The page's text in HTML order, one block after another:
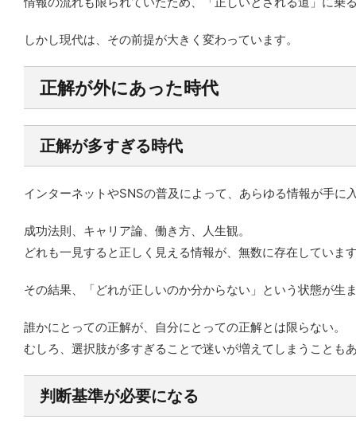
しかし現代は、その前提が大きく変わっています。
正解が外にあった時代
正解が多すぎる時代
インターネットやSNSの普及によって、あらゆる情報が手に
成功法則、キャリア論、働き方、人生観。
どれも一見すると正しく見える情報が、無数に存在していま
その結果、「どれが正しいのか分からない」という状態が生
誰かにとっての正解が、自分にとっての正解とは限らない。
むしろ、選択肢が多すぎることで迷いが増えてしまうことも
判断基準が必要になる